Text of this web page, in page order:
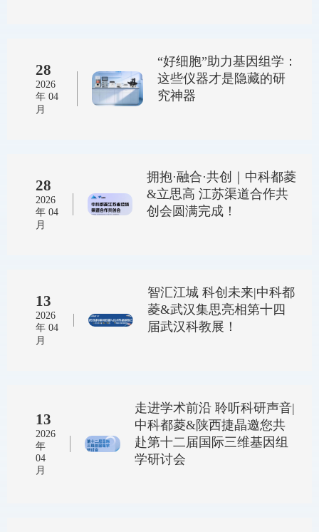
28
2026
年 04
月
“好细胞”助力基因组学：
这些仪器才是隐藏的研
究神器
28
2026
年 04
月
拥抱·融合·共创｜中科都菱
&立思高 江苏渠道合作共
创会圆满完成！
13
2026
年 04
月
智汇江城 科创未来|中科都
菱&武汉集思亮相第十四
届武汉科教展！
13
2026
年
04
月
走进学术前沿 聆听科研声音|
中科都菱&陕西捷晶邀您共
赴第十二届国际三维基因组
学研讨会